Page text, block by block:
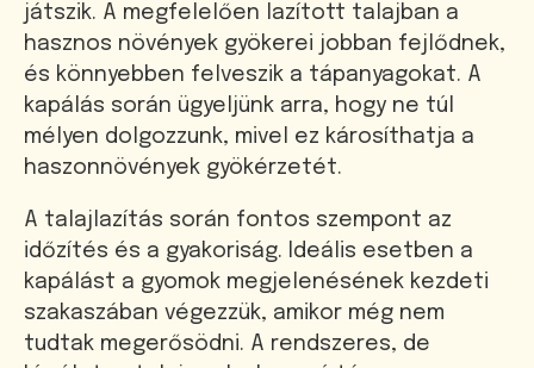
játszik. A megfelelően lazított talajban a
hasznos növények gyökerei jobban fejlődnek,
és könnyebben felveszik a tápanyagokat. A
kapálás során ügyeljünk arra, hogy ne túl
mélyen dolgozzunk, mivel ez károsíthatja a
haszonnövények gyökérzetét.
A talajlazítás során fontos szempont az
időzítés és a gyakoriság. Ideális esetben a
kapálást a gyomok megjelenésének kezdeti
szakaszában végezzük, amikor még nem
tudtak megerősödni. A rendszeres, de